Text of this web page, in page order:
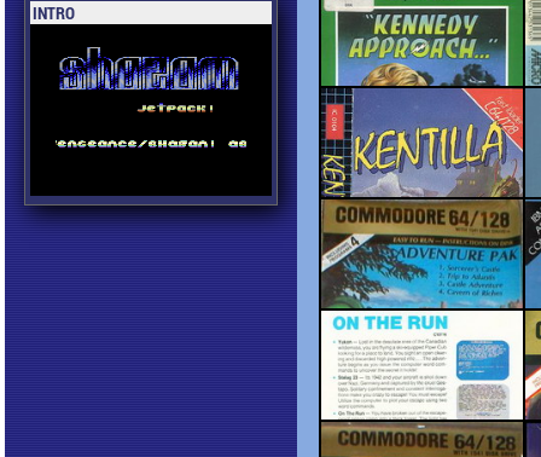
INTRO